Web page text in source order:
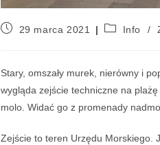
29 marca 2021 Info /
Stary, omszały murek, nierówny i
wygląda zejście techniczne na
molo. Widać go z promenady
Zejście to teren Urzędu Morskiego.